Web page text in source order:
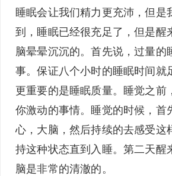
睡眠会让我们精力更充沛，但是
到，睡眠已经很充足了，但是醒
脑晕晕沉沉的。首先说，过量的
事。保证八个小时的睡眠时间就
更重要的是睡眠质量。睡觉之前
你激动的事情。睡觉的时候，首
心，大脑，然后持续的去感受这
持这种状态直到入睡。第二天醒
脑是非常的清澈的。